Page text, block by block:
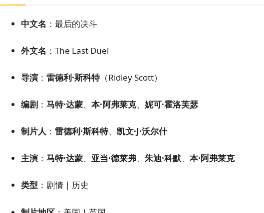
中文名 ：最后的决斗
外文名 ：The Last Duel
导演 ： 雷德利·斯科特（Ridley Scott）
编剧 ： 马特·达蒙、 本·阿弗莱克、 妮可·霍洛芙瑟
制片人 ： 雷德利·斯科特、 凯文·J·沃尔什
主演 ： 马特·达蒙、 亚当·德莱弗、 朱迪·科默、 本·阿弗莱克
类型 ：剧情｜历史